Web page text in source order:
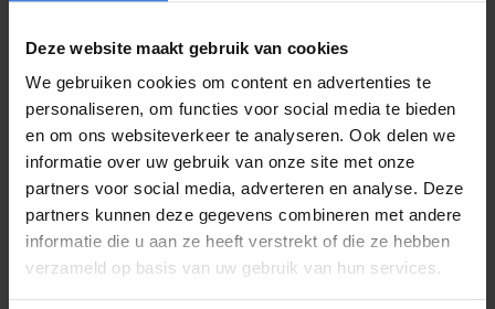
Deze website maakt gebruik van cookies
We gebruiken cookies om content en advertenties te
personaliseren, om functies voor social media te bieden
en om ons websiteverkeer te analyseren. Ook delen we
informatie over uw gebruik van onze site met onze
partners voor social media, adverteren en analyse. Deze
partners kunnen deze gegevens combineren met andere
informatie die u aan ze heeft verstrekt of die ze hebben
verzameld op basis van uw gebruik van hun services.
We bieden betonnen opsluitbanden, die duurzaam en
sterk zijn, perfect voor het tegengaan van verschuivingen
en het behouden van een strakke randafwerking.
Daarnaast hebben we ook opsluitbanden van
cortenstaal, die een mooie roestige kleur krijgen na
verloop van tijd.
FLEXIBILITEIT EN VEELZIJDIGHEID
OPSLUITBAND